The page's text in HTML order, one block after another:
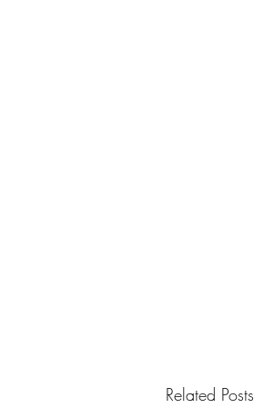
Related Posts